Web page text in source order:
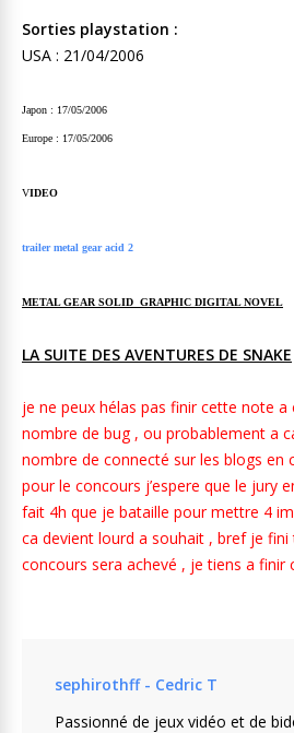
Sorties playstation :
USA : 21/04/2006
Japon : 17/05/2006
Europe : 17/05/2006
VIDEO
trailer metal gear acid 2
METAL GEAR SOLID GRAPHIC DIGITAL NOVEL
LA SUITE DES AVENTURES DE SNAKE
je ne peux hélas pas finir cette note a
nombre de bug , ou probablement a
nombre de connecté sur les blogs en
pour le concours j’espere que le jury
fait 4h que je bataille pour mettre 4
ca devient lourd a souhait , bref je
concours sera achevé , je tiens a finir
sephirothff - Cedric T
Passionné de jeux vidéo et de